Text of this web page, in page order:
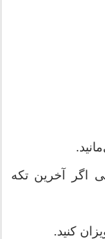
اگر آخرین تکه